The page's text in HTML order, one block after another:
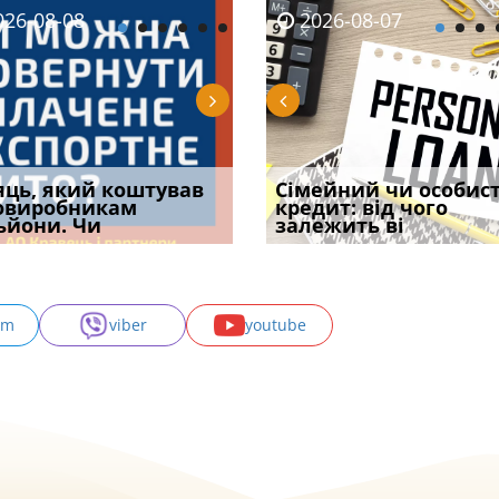
06
встановив для
шкоди
2026-08-06
Документи, на яких не
проставляється
апостиль: пер
08-08
який коштував
Чи
2026-08-07
Огляд практики ВС від
Ростислава Кравця, що
опублі
2026-08-05
потрібна ФОП
у 2026 році:
засто
2026-08-07
Сімейний чи
кредит: від чого
залежить ві
2026-07-30
Восьмий ААС
підтвердив, що
може скас
viber youtube